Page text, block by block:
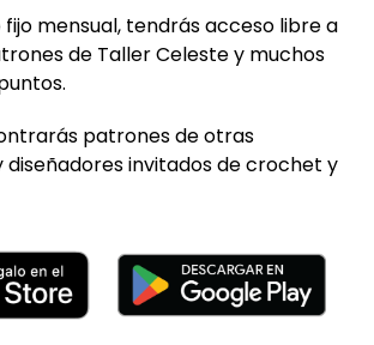
mensual, tendrás acceso libre a
de Taller Celeste y muchos
patrones de otras
diseñadores invitados de crochet y